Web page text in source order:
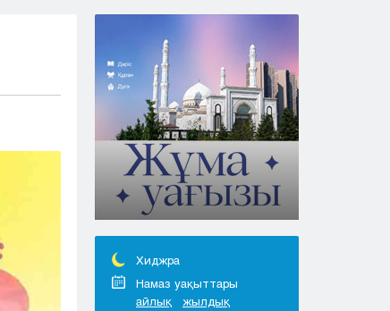
Караганда
Кокшетау
Костанай
Кызылорда
Павлодар
Петропавловск
Семей
Талдыкорган
Тараз
Туркестан
Уральск
Усть-Каменогорск
Хиджра
Намаз уақыттары
айлық
жылдық